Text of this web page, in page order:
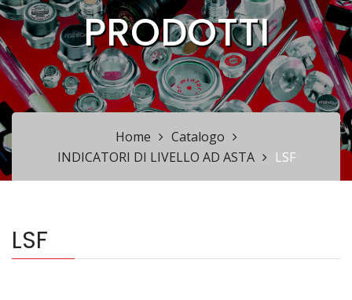
PRODOTTI
Home
Catalogo
INDICATORI DI LIVELLO AD ASTA
LSF
LSF